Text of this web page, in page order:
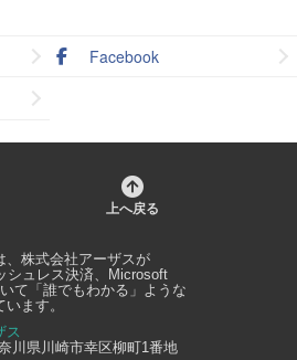
Facebook
上へ戻る
株式会社アーザスが
シュレス決済、Microsoft
て「誰でもわかる」ような
ます。
ス
川県川崎市幸区柳町1番地